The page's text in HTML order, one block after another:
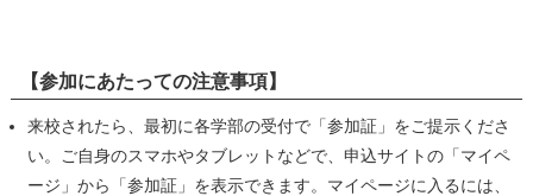
【参加にあたっての注意事項】
来校されたら、最初に各学部の受付で「参加証」をご提示くださ
い。ご自身のスマホやタブレットなどで、申込サイトの「マイペ
ージ」から「参加証」を表示できます。マイページに入るには、